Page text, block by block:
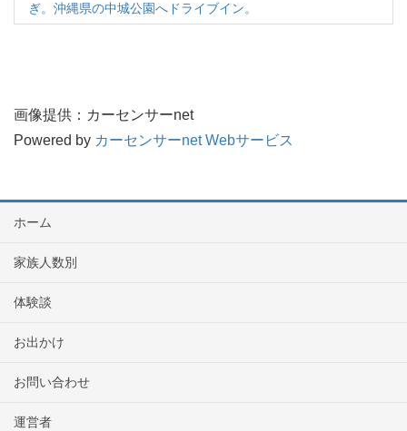
ぎ。沖縄県の中城公園へドライブイン。
画像提供：カーセンサーnet
Powered by カーセンサーnet Webサービス
ホーム
家族人数別
体験談
お出かけ
お問い合わせ
運営者